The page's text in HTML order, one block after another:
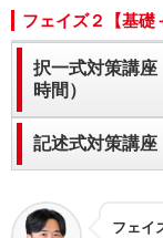
フェイズ２【基礎
択一式対策講座
時間）
記述式対策講座
フェイ